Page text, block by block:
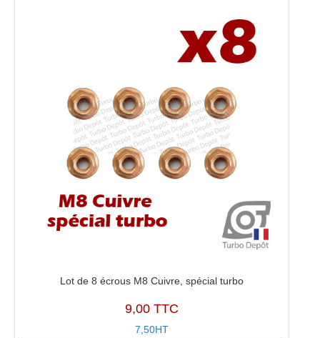
Lot de 8 écrous M8 Cuivre, spécial turbo
9,00 TTC
7,50HT